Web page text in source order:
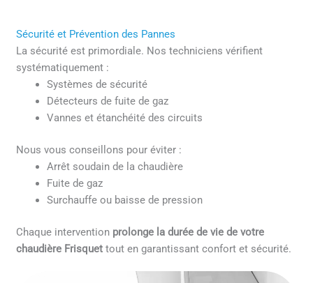
Sécurité et Prévention des Pannes
La sécurité est primordiale. Nos techniciens vérifient
systématiquement :
Systèmes de sécurité
Détecteurs de fuite de gaz
Vannes et étanchéité des circuits
Nous vous conseillons pour éviter :
Arrêt soudain de la chaudière
Fuite de gaz
Surchauffe ou baisse de pression
Chaque intervention prolonge la durée de vie de votre
chaudière Frisquet tout en garantissant confort et sécurité.